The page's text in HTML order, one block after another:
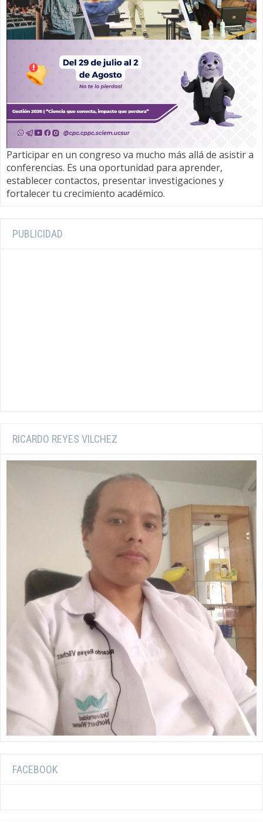
Participar en un congreso va mucho más allá de asistir a
conferencias. Es una oportunidad para aprender,
establecer contactos, presentar investigaciones y
fortalecer tu crecimiento académico.
PUBLICIDAD
RICARDO REYES VILCHEZ
FACEBOOK